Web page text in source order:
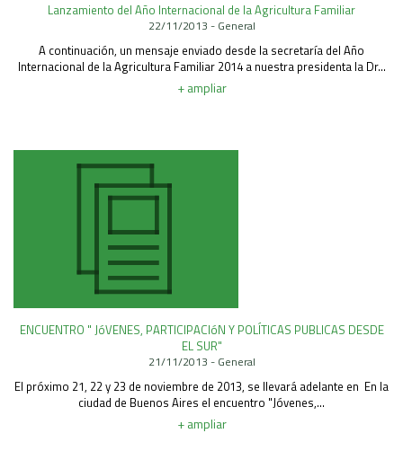
Lanzamiento del Año Internacional de la Agricultura Familiar
22/11/2013 - General
A continuación, un mensaje enviado desde la secretaría del Año
Internacional de la Agricultura Familiar 2014 a nuestra presidenta la Dr...
+ ampliar
ENCUENTRO " JóVENES, PARTICIPACIóN Y POLÍTICAS PUBLICAS DESDE
EL SUR"
21/11/2013 - General
El próximo 21, 22 y 23 de noviembre de 2013, se llevará adelante en En la
ciudad de Buenos Aires el encuentro "Jóvenes,...
+ ampliar